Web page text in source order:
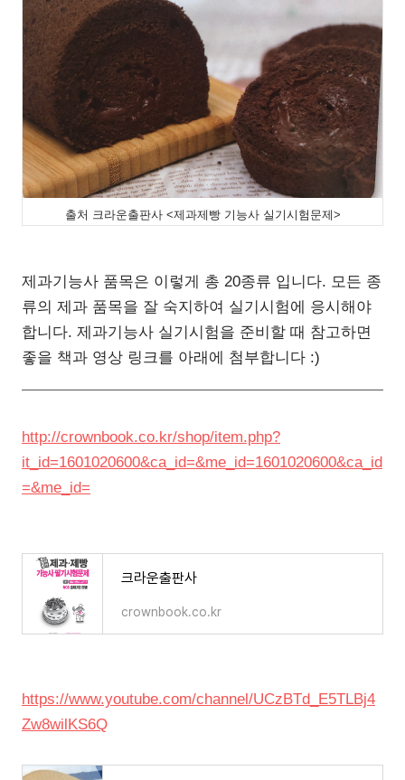
출처 크라운출판사 <제과제빵 기능사 실기시험문제>
제과기능사 품목은 이렇게 총 20종류 입니다. 모든 종
류의 제과 품목을 잘 숙지하여 실기시험에 응시해야
합니다. 제과기능사 실기시험을 준비할 때 참고하면
좋을 책과 영상 링크를 아래에 첨부합니다 :)
http://crownbook.co.kr/shop/item.php?
it_id=1601020600&ca_id=&me_id=1601020600&ca_id
=&me_id=
크라운출판사
crownbook.co.kr
https://www.youtube.com/channel/UCzBTd_E5TLBj4
Zw8wilKS6Q